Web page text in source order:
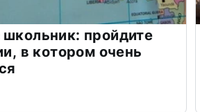
пройдите
в котором очень